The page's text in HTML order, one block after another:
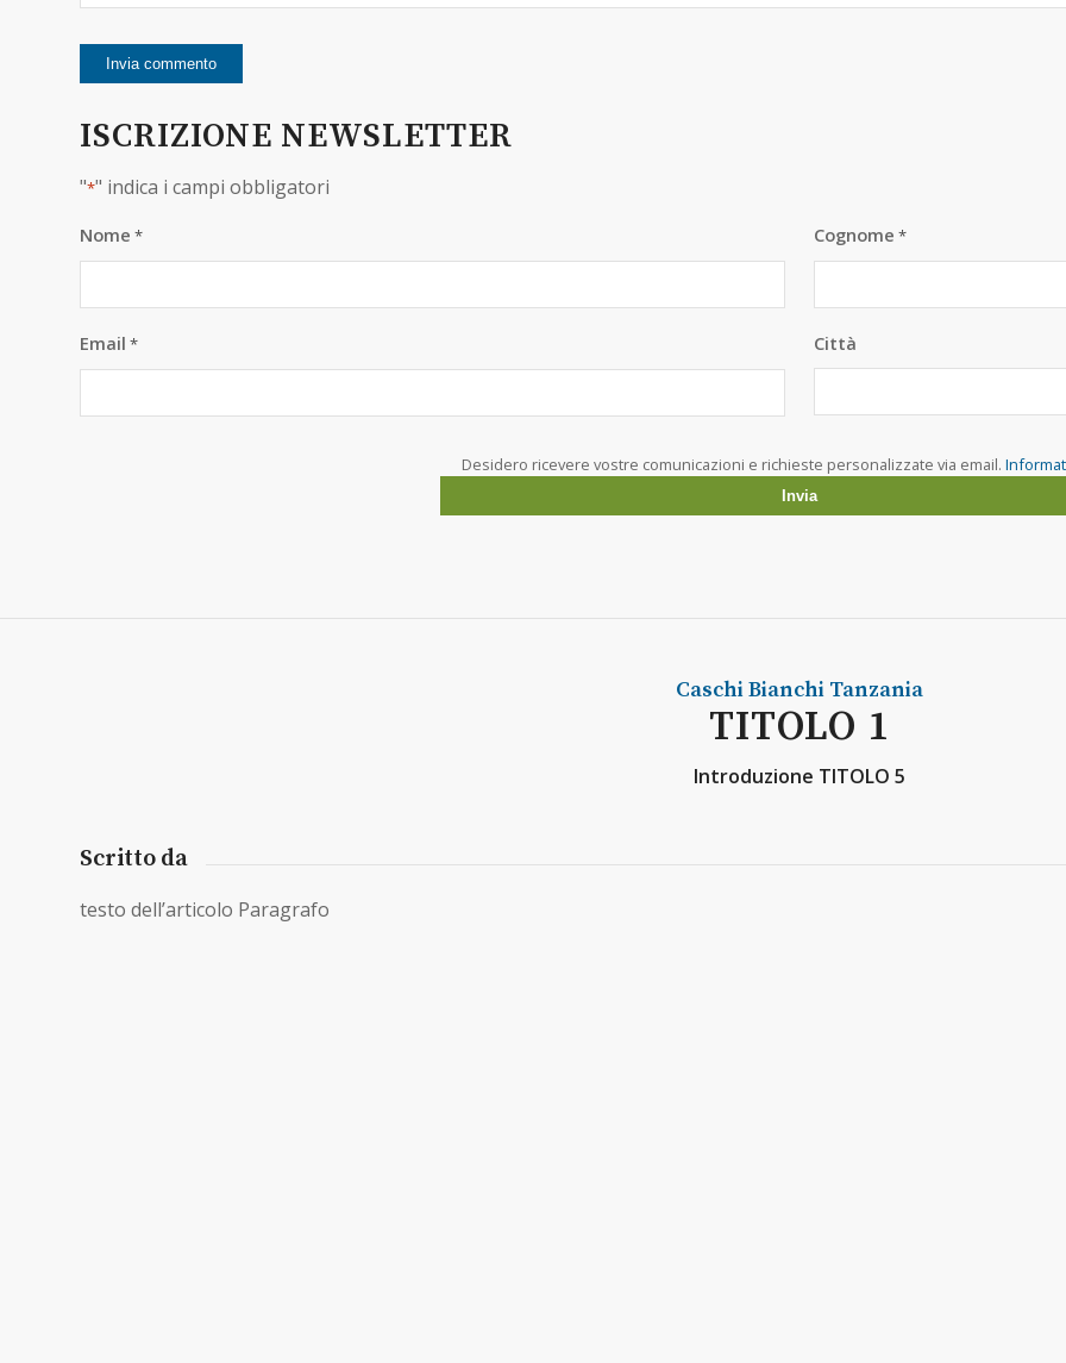
ISCRIZIONE NEWSLETTER
"*" indica i campi obbligatori
Nome * Cognome *
Email * Città
Desidero ricevere vostre comunicazioni e richieste personalizzate via email.
Caschi Bianchi Tanzania
TITOLO 1
Introduzione TITOLO 5
Scritto da
testo dell’articolo Paragrafo